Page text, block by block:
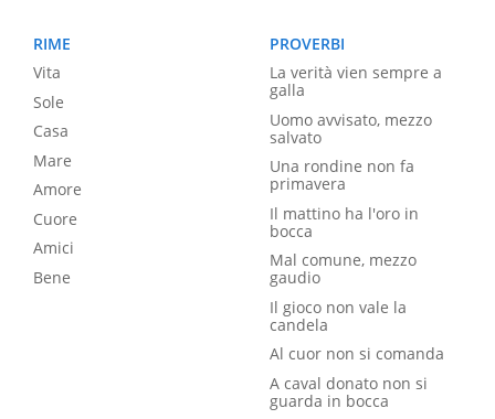
RIME
Vita
Sole
Casa
Mare
Amore
Cuore
Amici
Bene
PROVERBI
La verità vien sempre a
galla
Uomo avvisato, mezzo
salvato
Una rondine non fa
primavera
Il mattino ha l'oro in
bocca
Mal comune, mezzo
gaudio
Il gioco non vale la
candela
Al cuor non si comanda
A caval donato non si
guarda in bocca